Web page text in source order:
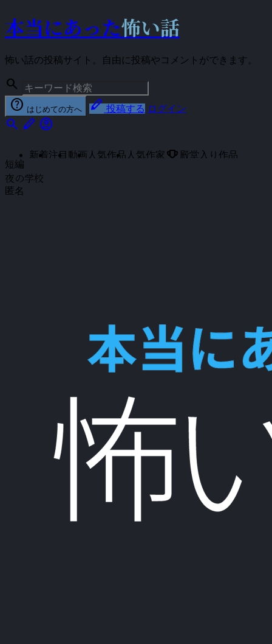
本当にあった怖い話
怖い話の投稿サイト。自由に投稿やコメントができます。
search
help はじめての方へ stylus 投稿する ログイン
search stylus account_circle
新着 注目 動画 人気作品 人気作家 emoji_events 殿堂入り作品
短編
夜の学校
匿名